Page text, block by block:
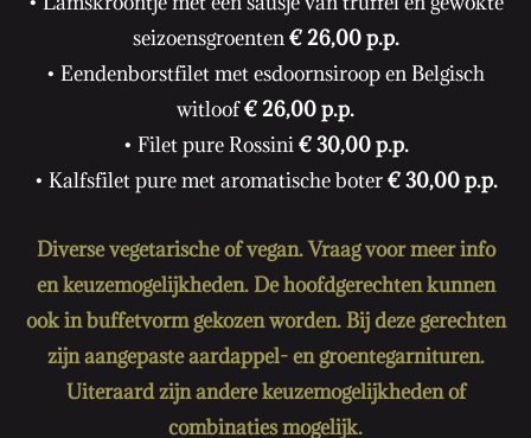
seizoensgroenten€ 26,00 p.p.
• Eendenborstfilet met esdoornsiroop en Belgisch
witloof€ 26,00 p.p.
• Filet pure Rossini€ 30,00 p.p.
• Kalfsfilet pure met aromatische boter€ 30,00 p.p.
Diverse vegetarische of vegan. Vraag voor meer info
en keuzemogelijkheden. De hoofdgerechten kunnen
ook in buffetvorm gekozen worden. Bij deze gerechten
zijn aangepaste aardappel- en groentegarnituren.
Uiteraard zijn andere keuzemogelijkheden of
combinaties mogelijk.